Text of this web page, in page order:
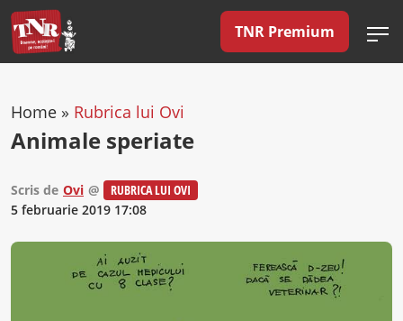
TNR Premium
Home » Rubrica lui Ovi
Animale speriate
Scris de Ovi @
RUBRICA LUI OVI
5 februarie 2019 17:08